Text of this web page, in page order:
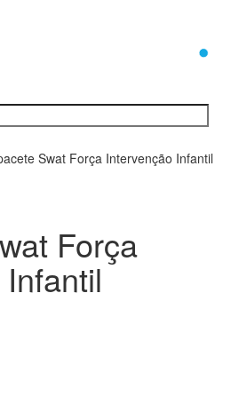
Swat Força Intervenção Infantil
Força